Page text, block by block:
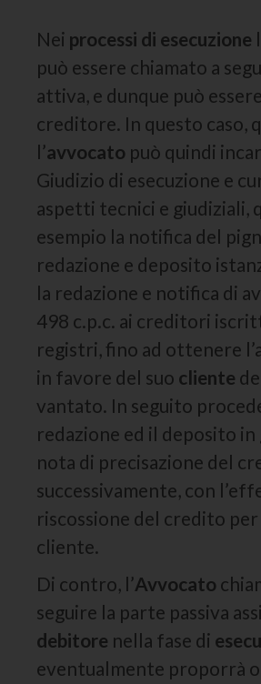
Nei processi di esecuzione
può essere chiamato a
attiva, e dunque può
creditore. In questo caso,
l’avvocato può quindi
Giudizio di esecuzione e
aspetti tecnici e giudiziali,
esempio la notifica del
redazione e deposito
la redazione e notifica di
498 c.p.c. ai creditori
registri, fino ad ottenere
in favore del suo cliente
vantato. In seguito
redazione ed il deposito
nota di precisazione del
successivamente, con
riscossione del credito
cliente.
Di contro, l’Avvocato
seguire la parte passiva
debitore nella fase di
eventualmente proporrà